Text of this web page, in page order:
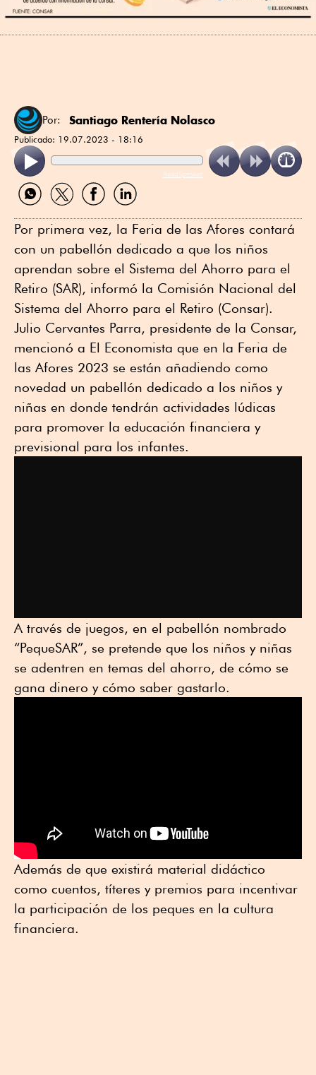
Por: Santiago Rentería Nolasco
Publicado: 19.07.2023 - 18:16
ReadSpeaker
Compartir
por
Compartir
por
Compartir
por
Compartir
por
Por primera vez, la Feria de las Afores contará
con un pabellón dedicado a que los niños
aprendan sobre el Sistema del Ahorro para el
Retiro (SAR), informó la Comisión Nacional del
Sistema del Ahorro para el Retiro (Consar).
Julio Cervantes Parra, presidente de la Consar,
mencionó a El Economista que en la Feria de
las Afores 2023 se están añadiendo como
novedad un pabellón dedicado a los niños y
niñas en donde tendrán actividades lúdicas
para promover la educación financiera y
previsional para los infantes.
A través de juegos, en el pabellón nombrado
“PequeSAR”, se pretende que los niños y niñas
se adentren en temas del ahorro, de cómo se
gana dinero y cómo saber gastarlo.
Además de que existirá material didáctico
como cuentos, títeres y premios para incentivar
la participación de los peques en la cultura
financiera.